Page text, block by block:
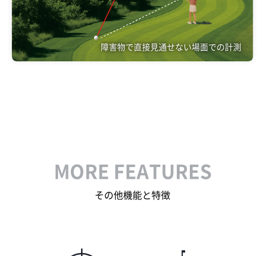
障害物で直接見通せない場面での計測
MORE FEATURES
その他機能と特徴